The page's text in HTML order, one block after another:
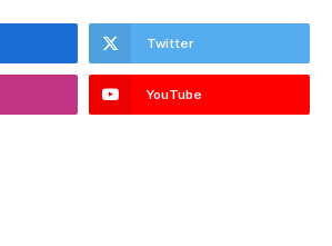
Twitter
YouTube